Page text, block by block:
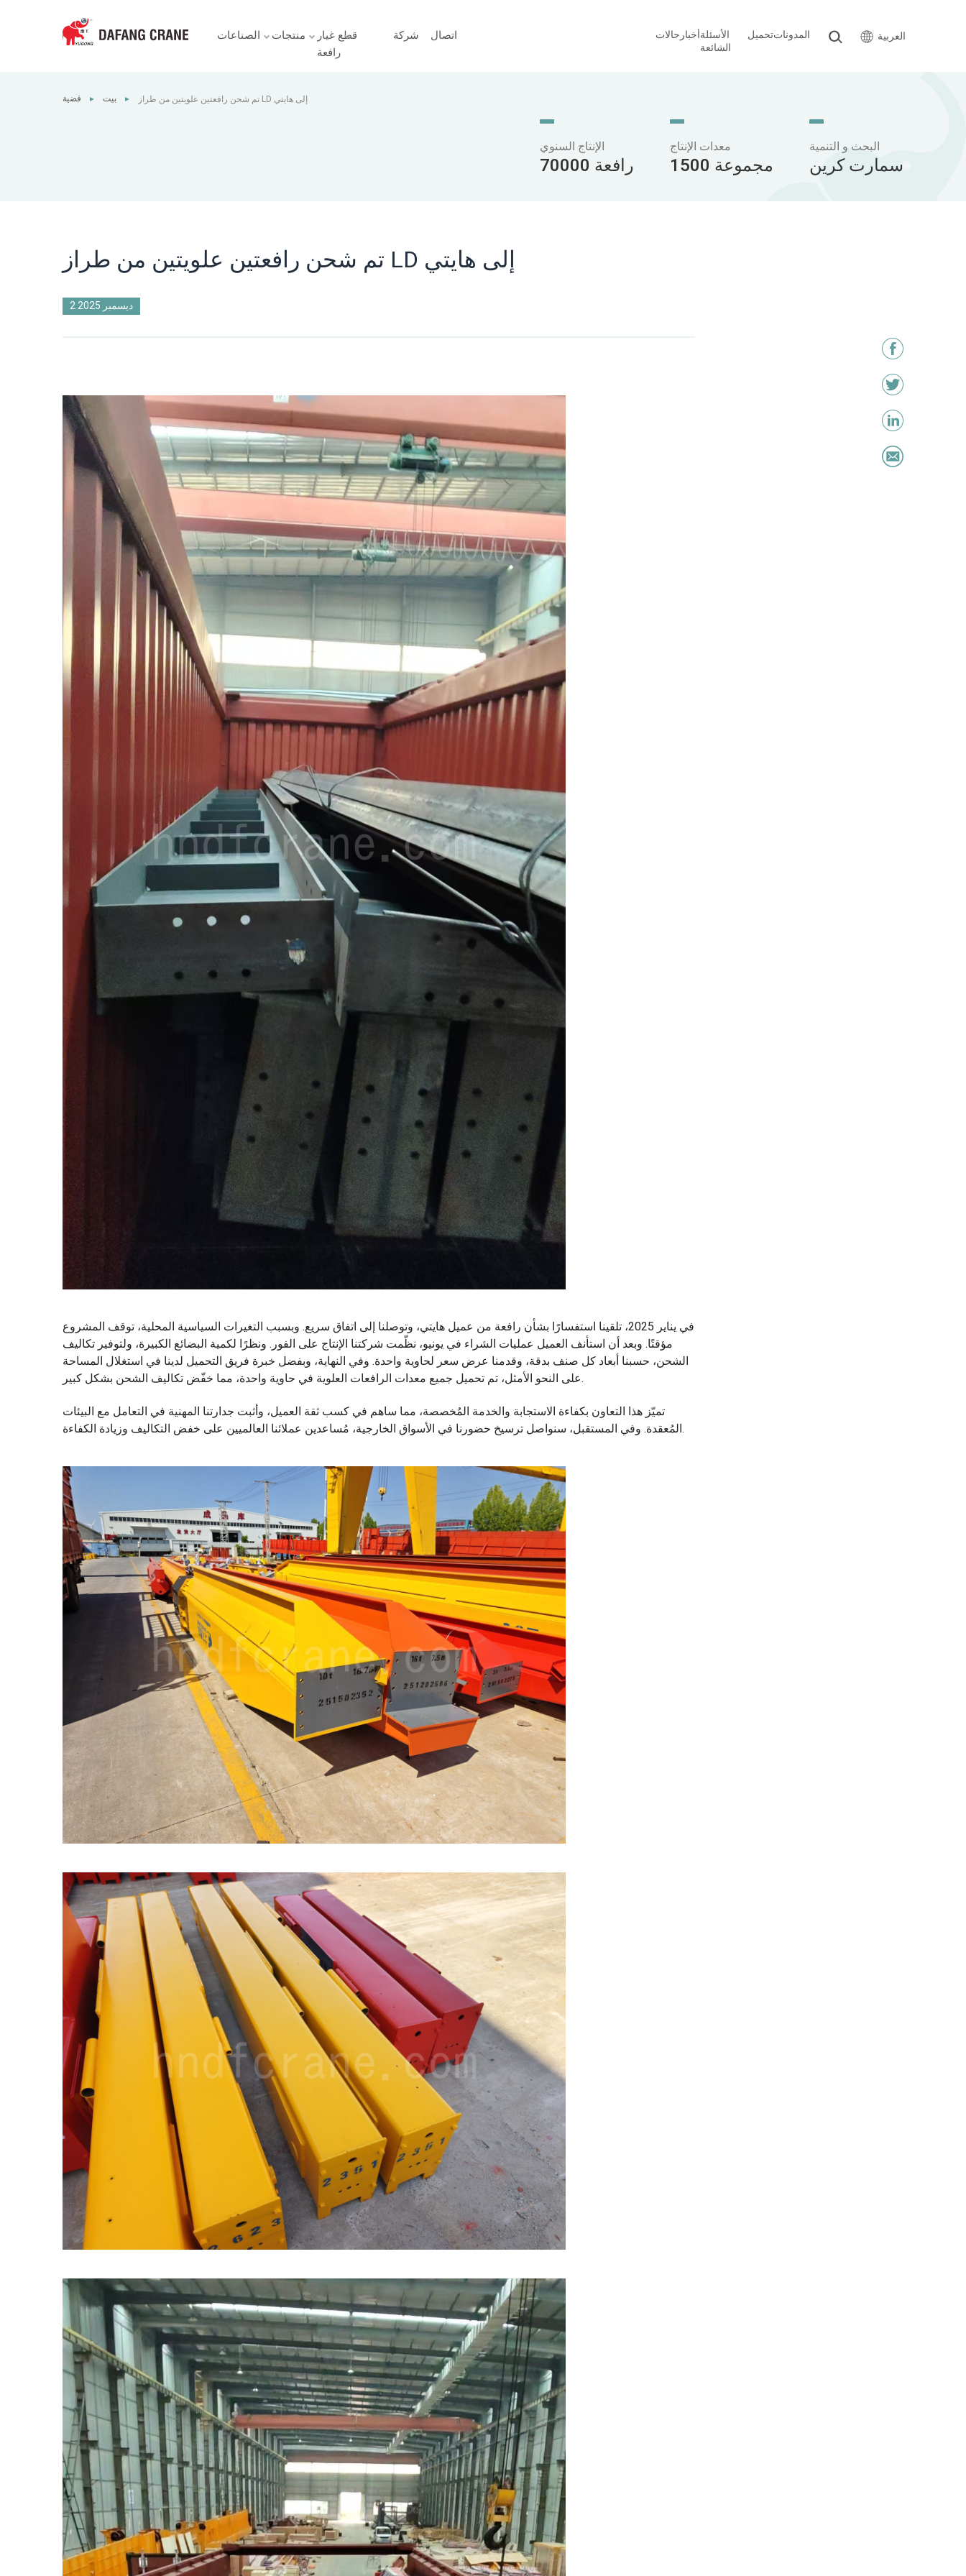
الصناعات منتجات
قطع غيار
رافعة
شركة اتصال حالاتأخبارالأسئلة
الشائعة
تحميلالمدونات العربية
بيت ► قضية ► تم شحن رافعتين علويتين من طراز LD إلى هايتي
الإنتاج السنوي
70000 رافعة
معدات الإنتاج
1500 مجموعة
البحث و التنمية
سمارت كرين
تم شحن رافعتين علويتين من طراز LD إلى هايتي
2 ديسمبر 2025
في يناير 2025، تلقينا استفسارًا بشأن رافعة من عميل هايتي، وتوصلنا إلى اتفاق سريع. وبسبب التغيرات السياسية المحلية، توقف المشروع
مؤقتًا. وبعد أن استأنف العميل عمليات الشراء في يونيو، نظّمت شركتنا الإنتاج على الفور. ونظرًا لكمية البضائع الكبيرة، ولتوفير تكاليف
الشحن، حسبنا أبعاد كل صنف بدقة، وقدمنا عرض سعر لحاوية واحدة. وفي النهاية، وبفضل خبرة فريق التحميل لدينا في استغلال المساحة
على النحو الأمثل، تم تحميل جميع معدات الرافعات العلوية في حاوية واحدة، مما خفّض تكاليف الشحن بشكل كبير.
تميّز هذا التعاون بكفاءة الاستجابة والخدمة المُخصصة، مما ساهم في كسب ثقة العميل، وأثبت جدارتنا المهنية في التعامل مع البيئات
المُعقدة. وفي المستقبل، سنواصل ترسيخ حضورنا في الأسواق الخارجية، مُساعدين عملائنا العالميين على خفض التكاليف وزيادة الكفاءة.